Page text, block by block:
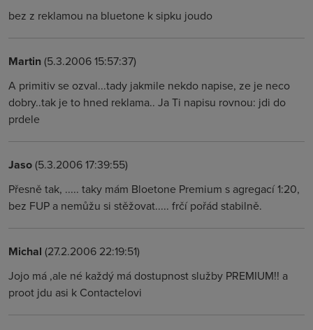
bez z reklamou na bluetone k sipku joudo
Martin(5.3.2006 15:57:37)
A primitiv se ozval...tady jakmile nekdo napise, ze je neco
dobry..tak je to hned reklama.. Ja Ti napisu rovnou: jdi do
prdele
Jaso(5.3.2006 17:39:55)
Přesně tak, ..... taky mám Bloetone Premium s agregací 1:20,
bez FUP a nemůžu si stěžovat..... frčí pořád stabilně.
Michal (27.2.2006 22:19:51)
Jojo má ,ale né každý má dostupnost služby PREMIUM!! a
proot jdu asi k Contactelovi